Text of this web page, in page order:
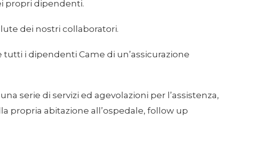
propri dipendenti.
dei nostri collaboratori.
tutti i dipendenti Came di un’assicurazione
serie di servizi ed agevolazioni per l’assistenza,
propria abitazione all’ospedale, follow up